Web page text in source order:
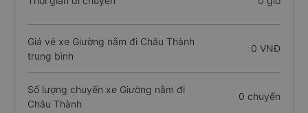
Giá vé xe Giường nằm đi Châu Thành
trung bình
0 VNĐ
Số lượng chuyến xe Giường nằm đi
Châu Thành
0 chuyến